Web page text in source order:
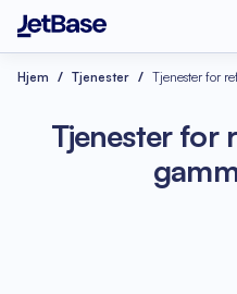
Hjem Tjenester Tjenester for
Tjenester for